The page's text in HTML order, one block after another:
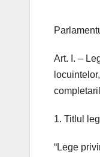
Art. I. –
1. Titlul
“Lege